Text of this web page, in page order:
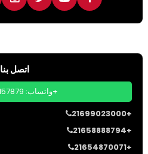
اتصل بنا
واتساب: 21698157879+
21699023000+
21658888794+
21654870071+